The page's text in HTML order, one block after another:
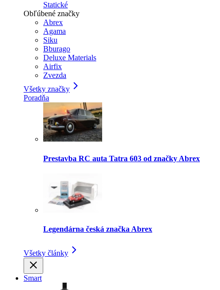
Statické
Obľúbené značky
Abrex
Agama
Siku
Bburago
Deluxe Materials
Airfix
Zvezda
Všetky značky
Poradňa
Prestavba RC auta Tatra 603 od značky Abrex
Legendárna česká značka Abrex
Všetky články
Smart